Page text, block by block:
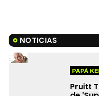
NOTICIAS
PAPÁ
Pruitt